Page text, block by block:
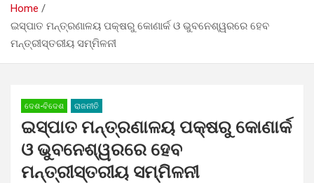
Home
ଇସ୍ପାତ ମନ୍ତ୍ରଣାଳୟ ପକ୍ଷରୁ କୋଣାର୍କ ଓ ଭୁବନେଶ୍ୱରରେ ହେବ
ମନ୍ତ୍ରୀସ୍ତରୀୟ ସମ୍ମିଳନୀ
ଦେଶ-ବିଦେଶ ରାଜନୀତି
ଇସ୍ପାତ ମନ୍ତ୍ରଣାଳୟ ପକ୍ଷରୁ କୋଣାର୍କ
ଓ ଭୁବନେଶ୍ୱରରେ ହେବ
ମନ୍ତ୍ରୀସ୍ତରୀୟ ସମ୍ମିଳନୀ